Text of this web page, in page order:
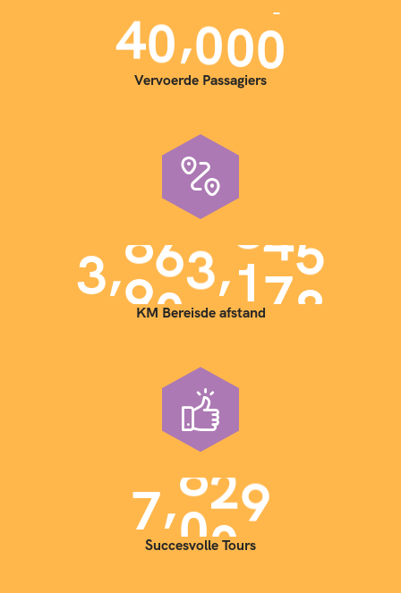
40,000
Vervoerde Passagiers
3,900,000
KM Bereisde afstand
7,000
Succesvolle Tours